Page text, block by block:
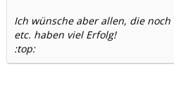
Ich wünsche aber allen, die
etc. haben viel Erfolg!
:top: